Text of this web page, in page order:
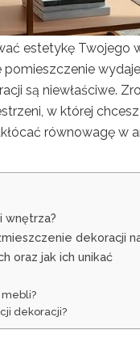
estetykę Twojego
są niewłaściwe.
w której
równowagę w
wnętrza?
dekoracji
oraz jak ich unikać
mebli?
dekoracji?